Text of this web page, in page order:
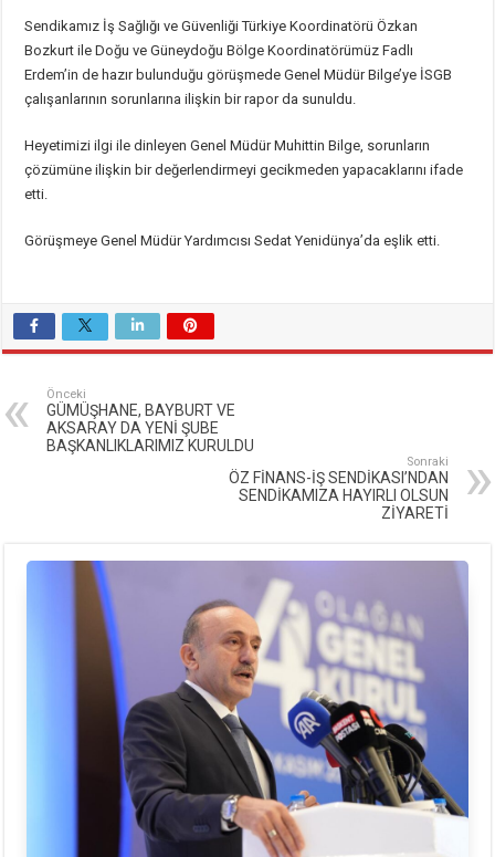
Sendikamız İş Sağlığı ve Güvenliği Türkiye Koordinatörü Özkan
Bozkurt ile Doğu ve Güneydoğu Bölge Koordinatörümüz Fadlı
Erdem’in de hazır bulunduğu görüşmede Genel Müdür Bilge’ye İSGB
çalışanlarının sorunlarına ilişkin bir rapor da sunuldu.
Heyetimizi ilgi ile dinleyen Genel Müdür Muhittin Bilge, sorunların
çözümüne ilişkin bir değerlendirmeyi gecikmeden yapacaklarını ifade
etti.
Görüşmeye Genel Müdür Yardımcısı Sedat Yenidünya’da eşlik etti.
Önceki
GÜMÜŞHANE, BAYBURT VE
AKSARAY DA YENİ ŞUBE
BAŞKANLIKLARIMIZ KURULDU
Sonraki
ÖZ FİNANS-İŞ SENDİKASI’NDAN
SENDİKAMIZA HAYIRLI OLSUN
ZİYARETİ